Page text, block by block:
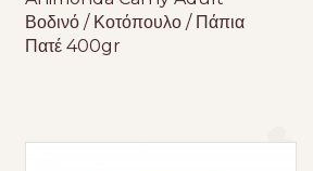
Βοδινό / Κοτόπουλο / Πάπια
Πατέ 400gr